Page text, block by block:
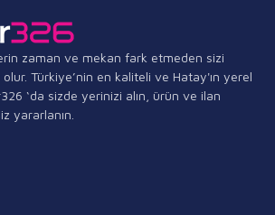
zaman ve mekan fark etmeden sizi
olur. Türkiye’nin en kaliteli ve Hatay'ın yerel
‘da sizde yerinizi alın, ürün ve ilan
yararlanın.